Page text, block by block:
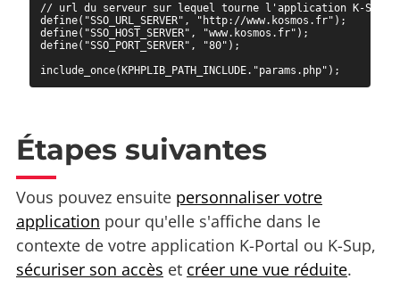
// url du serveur sur lequel tourne l'application K-Sup
define("SSO_URL_SERVER", "http://www.kosmos.fr");
define("SSO_HOST_SERVER", "www.kosmos.fr");
define("SSO_PORT_SERVER", "80");
Étapes suivantes
Vous pouvez ensuite personnaliser votre
application pour qu'elle s'affiche dans le
contexte de votre application K-Portal ou K-Sup,
sécuriser son accès et créer une vue réduite.